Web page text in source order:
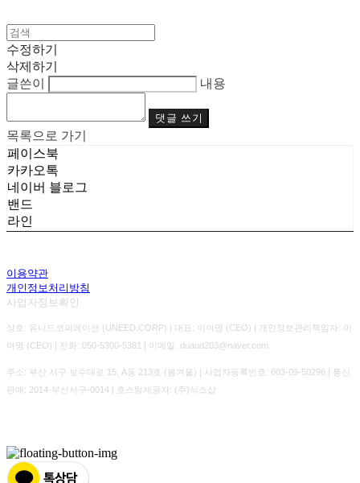
수정하기
삭제하기
글쓴이
내용
댓글 쓰기
목록으로 가기
페이스북
카카오톡
네이버 블로그
밴드
라인
이용약관
개인정보처리방침
사업자정보확인
상호: 유니드코퍼레이션 (UNEED.CORP) | 대표: 이여명 (CEO) | 개인정보관리책임자: 이
여명 (CEO) | 전화: 050-5300-5381 | 이메일: duaud203@naver.com
주소: 부산 서구 보수대로 15, A동 213호 (봄겨울) | 사업자등록번호: 603-09-50296 | 통신
판매: 2014-부산서구-0014 | 호스팅제공자: (주)식스샵